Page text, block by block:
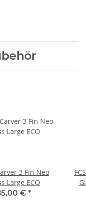
3 Fin Neo
Large ECO
€ *